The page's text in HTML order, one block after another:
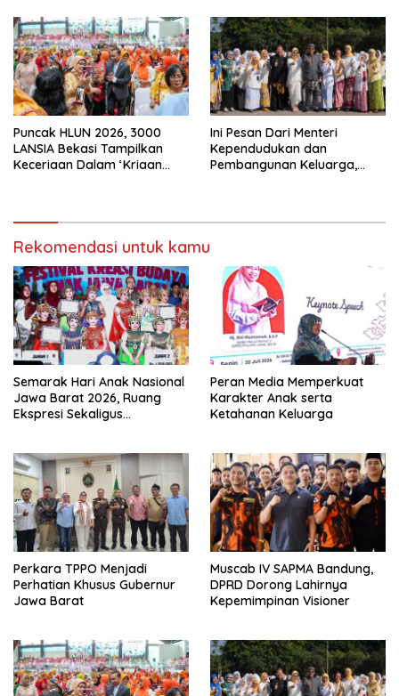
Puncak HLUN 2026, 3000
LANSIA Bekasi Tampilkan
Keceriaan Dalam ‘Kriaan
Ini Pesan Dari Menteri
Kependudukan dan
Pembangunan Keluarga,
Rekomendasi untuk kamu
Semarak Hari Anak Nasional
Jawa Barat 2026, Ruang
Ekspresi Sekaligus
Peran Media Memperkuat
Karakter Anak serta
Ketahanan Keluarga
Perkara TPPO Menjadi
Perhatian Khusus Gubernur
Jawa Barat
Muscab IV SAPMA Bandung,
DPRD Dorong Lahirnya
Kepemimpinan Visioner